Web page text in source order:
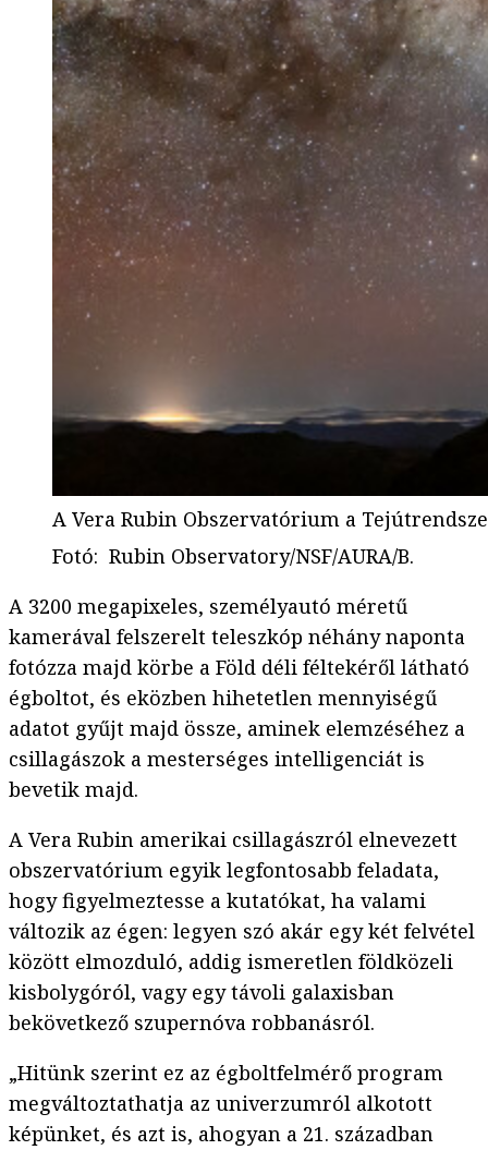
A Vera Rubin Obszervatórium a
Fotó: Rubin Observatory/NSF/AURA/B.
A 3200 megapixeles, személyautó méretű
kamerával felszerelt teleszkóp néhány naponta
fotózza majd körbe a Föld déli féltekéről látható
égboltot, és eközben hihetetlen mennyiségű
adatot gyűjt majd össze, aminek elemzéséhez a
csillagászok a mesterséges intelligenciát is
bevetik majd.
A Vera Rubin amerikai csillagászról elnevezett
obszervatórium egyik legfontosabb feladata,
hogy figyelmeztesse a kutatókat, ha valami
változik az égen: legyen szó akár egy két felvétel
között elmozduló, addig ismeretlen földközeli
kisbolygóról, vagy egy távoli galaxisban
bekövetkező szupernóva robbanásról.
„Hitünk szerint ez az égboltfelmérő program
megváltoztathatja az univerzumról alkotott
képünket, és azt is, ahogyan a 21. században